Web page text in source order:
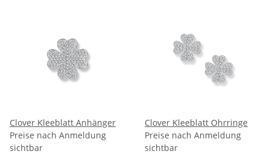
Clover Kleeblatt Anhänger
Preise nach Anmeldung
sichtbar
Clover Kleeblatt Ohrringe
Preise nach Anmeldung
sichtbar